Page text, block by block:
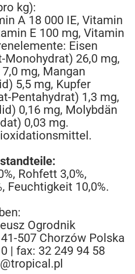
kg):
A 18 000 IE, Vitamin
E 100 mg, Vitamin
Eisen
Monohydrat) 26,0 mg,
mg, Mangan
5,5 mg, Kupfer
Pentahydrat) 1,3 mg,
0,16 mg, Molybdän
0,03 mg.
Rohfett 3,0%,
Feuchtigkeit 10,0%.
Ogrodnik
507 Chorzów Polska
| fax: 32 249 94 58